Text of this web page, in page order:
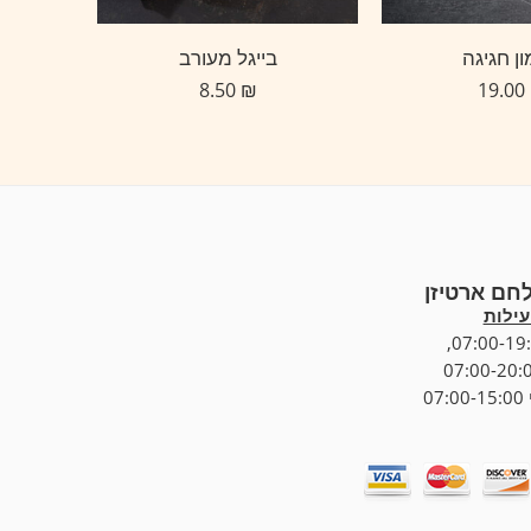
חגיגה בייגל מעורב
₪
8.50
ארטיזן